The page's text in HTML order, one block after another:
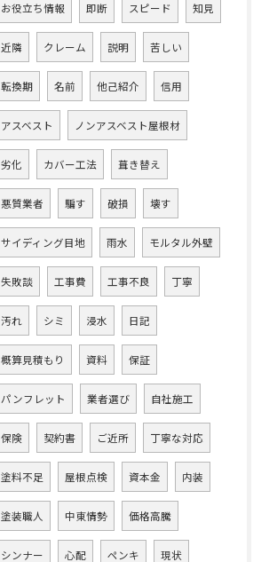
お役立ち情報 即断 スピード 知見
近隣 クレーム 説明 苦しい
転換期 名前 他己紹介 信用
アスベスト ノンアスベスト屋根材
劣化 カバー工法 葺き替え
悪質業者 騙す 破損 壊す
サイディング目地 雨水 モルタル外壁
失敗談 工事費 工事不良 丁寧
汚れ シミ 浸水 日記
概算見積もり 資料 保証
パンフレット 業者選び 自社施工
保険 契約書 ご近所 丁寧な対応
塗料不足 屋根点検 資本金 内装
塗装職人 中東情勢 価格高騰
シンナー 心配 ペンキ 現状